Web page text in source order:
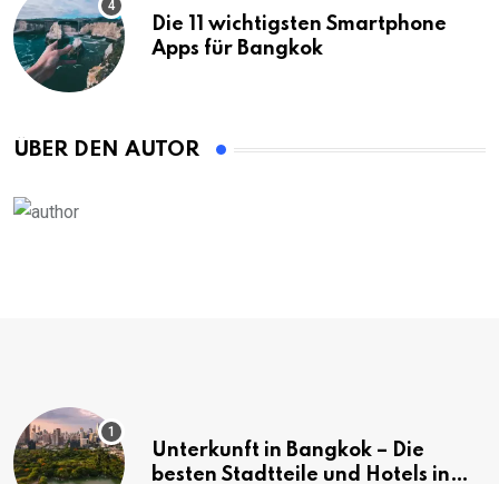
Die 11 wichtigsten Smartphone
Apps für Bangkok
ÜBER DEN AUTOR
Unterkunft in Bangkok – Die
besten Stadtteile und Hotels in